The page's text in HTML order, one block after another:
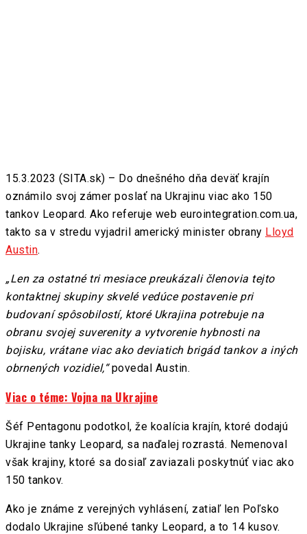
15.3.2023 (SITA.sk) – Do dnešného dňa deväť krajín
oznámilo svoj zámer poslať na Ukrajinu viac ako 150
tankov Leopard. Ako referuje web eurointegration.com.ua,
takto sa v stredu vyjadril americký minister obrany Lloyd
Austin.
„Len za ostatné tri mesiace preukázali členovia tejto
kontaktnej skupiny skvelé vedúce postavenie pri
budovaní spôsobilostí, ktoré Ukrajina potrebuje na
obranu svojej suverenity a vytvorenie hybnosti na
bojisku, vrátane viac ako deviatich brigád tankov a iných
obrnených vozidiel,“povedal Austin.
Viac o téme: Vojna na Ukrajine
Šéf Pentagonu podotkol, že koalícia krajín, ktoré dodajú
Ukrajine tanky Leopard, sa naďalej rozrastá. Nemenoval
však krajiny, ktoré sa dosiaľ zaviazali poskytnúť viac ako
150 tankov.
Ako je známe z verejných vyhlásení, zatiaľ len Poľsko
dodalo Ukrajine sľúbené tanky Leopard, a to 14 kusov.